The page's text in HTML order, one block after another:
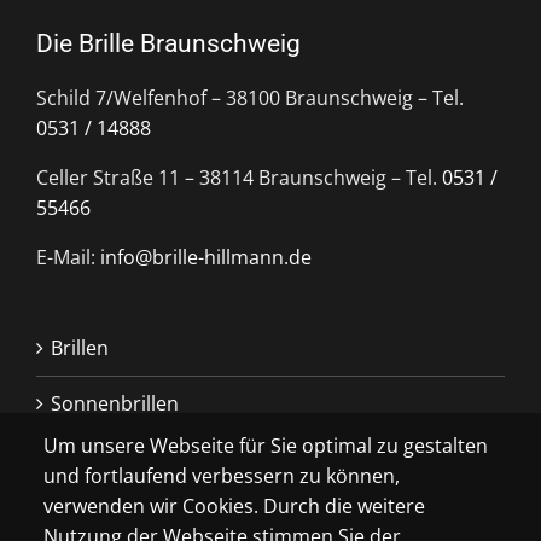
Die Brille Braunschweig
Schild 7/Welfenhof – 38100 Braunschweig – Tel.
0531 / 14888
Celler Straße 11 – 38114 Braunschweig – Tel. 0531 /
55466
E-Mail: info@brille-hillmann.de
Brillen
Sonnenbrillen
Kontaktlinsen
Extras
Um unsere Webseite für Sie optimal zu gestalten
und fortlaufend verbessern zu können,
verwenden wir Cookies. Durch die weitere